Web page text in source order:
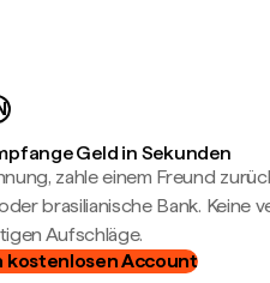
Geld in Sekunden
zahle einem Freund
brasilianische Bank. Keine
Aufschläge.
kostenlosen Account